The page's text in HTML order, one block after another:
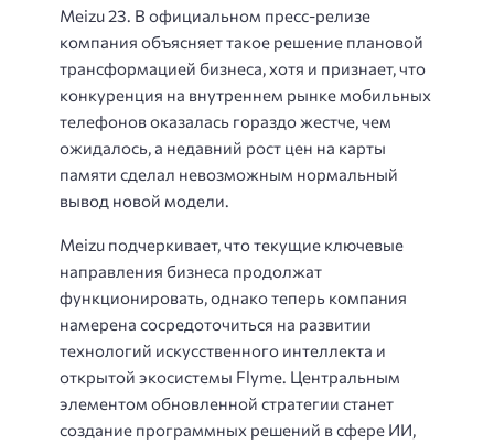
Meizu 23. В официальном пресс-релизе
компания объясняет такое решение плановой
трансформацией бизнеса, хотя и признает, что
конкуренция на внутреннем рынке мобильных
телефонов оказалась гораздо жестче, чем
ожидалось, а недавний рост цен на карты
памяти сделал невозможным нормальный
вывод новой модели.
Meizu подчеркивает, что текущие ключевые
направления бизнеса продолжат
функционировать, однако теперь компания
намерена сосредоточиться на развитии
технологий искусственного интеллекта и
открытой экосистемы Flyme. Центральным
элементом обновленной стратегии станет
создание программных решений в сфере ИИ,